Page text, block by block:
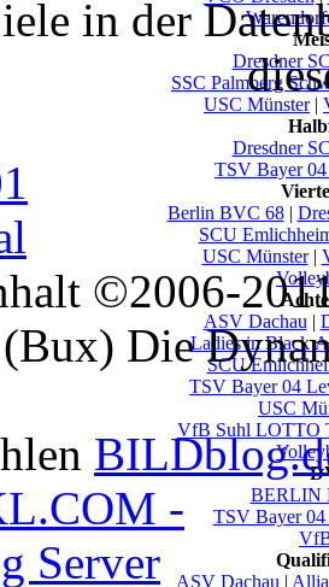
Dresdner
SSC Palmberg
USC Münster|
Dresdner
TSV Bayer
Berlin BVC 68|
SCU
USC Münster|
ASV Dachau |
Ladies in Black
SCU
TSV Bayer 04
USC
VfB Suhl LOTTO
BERLIN
TSV Bayer 04
ASV Dachau |
in der
©2006-
Die